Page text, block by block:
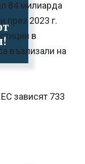
84 милиарда
през 2023 г.
в
възлизали на
зависят 733